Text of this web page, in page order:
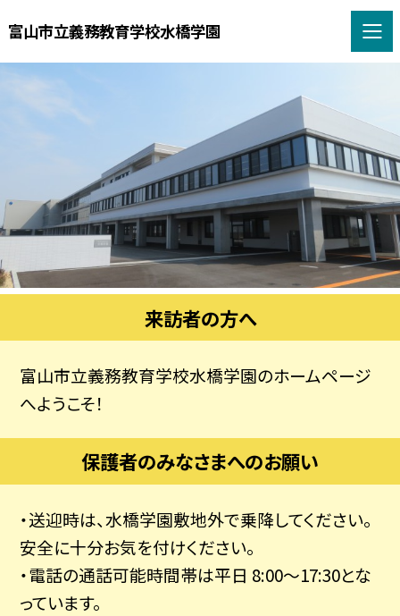
富山市立義務教育学校水橋学園
来訪者の方へ
富山市立義務教育学校水橋学園のホームページ
へようこそ！
保護者のみなさまへのお願い
・送迎時は、水橋学園敷地外で乗降してください。
安全に十分お気を付けください。
・電話の通話可能時間帯は平日 8:00～17:30とな
っています。